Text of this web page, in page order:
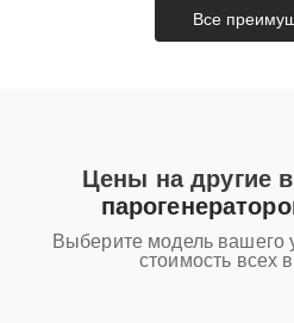
Все
Цены на другие
Выберите модель вашего
стоимость всех